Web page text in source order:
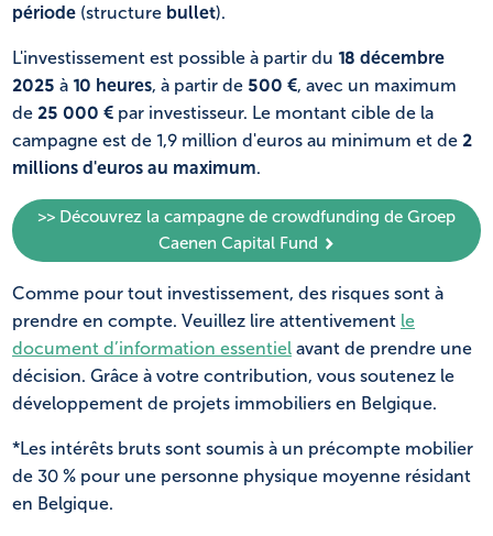
période (structure bullet).
L'investissement est possible à partir du 18 décembre
2025 à 10 heures, à partir de 500 €, avec un maximum
de 25 000 € par investisseur. Le montant cible de la
campagne est de 1,9 million d'euros au minimum et de 2
millions d'euros au maximum.
>> Découvrez la campagne de crowdfunding de Groep
Caenen Capital Fund
Comme pour tout investissement, des risques sont à
prendre en compte. Veuillez lire attentivement le
document d’information essentiel avant de prendre une
décision. Grâce à votre contribution, vous soutenez le
développement de projets immobiliers en Belgique.
*Les intérêts bruts sont soumis à un précompte mobilier
de 30 % pour une personne physique moyenne résidant
en Belgique.